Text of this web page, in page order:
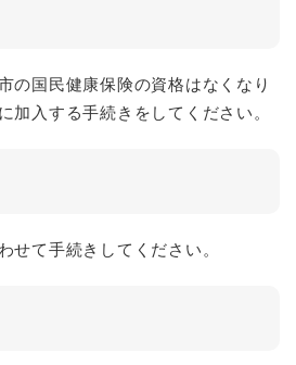
の国民健康保険の資格はなくなり
加入する手続きをしてください。
て手続きしてください。